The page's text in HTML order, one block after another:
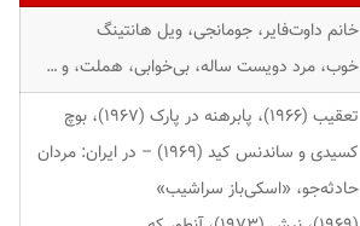
خانم داوت‌فایر، جومانجی، ویل هانتینگ
خوب، مرد دویست ساله، بی‌خوابی، هملت، و …
تعقیب (۱۹۶۶)، پابرهنه در پارک (۱۹۶۷)، بوچ
کسیدی و ساندنس کید (۱۹۶۹) – در ایران: مردان
حادثه‌جو، «اسکی‌باز سراشیب»